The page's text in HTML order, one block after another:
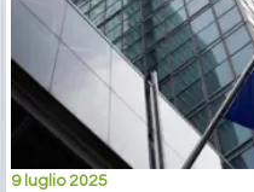
9 luglio 2025